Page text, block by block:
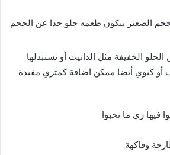
الصغير بيكون طعمه حلو جدا عن الحجم
الخفيفة مثل الدانيت أو نستبدلها
أو كيوي أيضا ممكن اضافة كمثري مفيدة
فيها زي ما تحبوا
وفاكهة